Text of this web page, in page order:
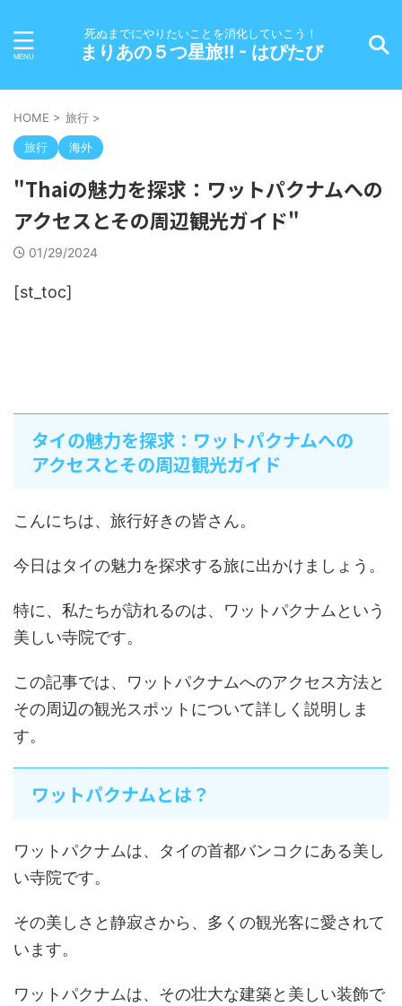
死ぬまでにやりたいことを消化していこう！
まりあの５つ星旅!! - はぴたび
HOME > 旅行 >
旅行 海外
"Thaiの魅力を探求：ワットパクナムへの
アクセスとその周辺観光ガイド"
01/29/2024
[st_toc]
タイの魅力を探求：ワットパクナムへの
アクセスとその周辺観光ガイド
こんにちは、旅行好きの皆さん。
今日はタイの魅力を探求する旅に出かけましょう。
特に、私たちが訪れるのは、ワットパクナムという
美しい寺院です。
この記事では、ワットパクナムへのアクセス方法と
その周辺の観光スポットについて詳しく説明しま
す。
ワットパクナムとは？
ワットパクナムは、タイの首都バンコクにある美し
い寺院です。
その美しさと静寂さから、多くの観光客に愛されて
います。
ワットパクナムは、その壮大な建築と美しい装飾で